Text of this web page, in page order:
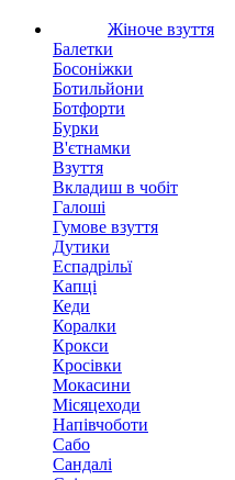
Жіноче взуття
Балетки
Босоніжки
Ботильйони
Ботфорти
Бурки
В'єтнамки
Взуття
Вкладиш в чобіт
Галоші
Гумове взуття
Дутики
Еспадрільї
Капці
Кеди
Коралки
Крокси
Кросівки
Мокасини
Місяцеходи
Напівчоботи
Сабо
Сандалі